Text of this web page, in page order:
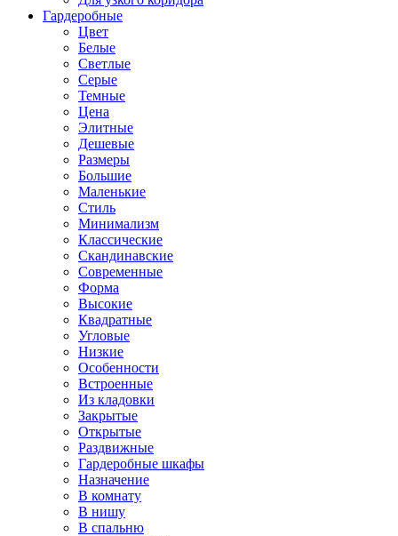
Гардеробные
Цвет
Белые
Светлые
Серые
Темные
Цена
Элитные
Дешевые
Размеры
Большие
Маленькие
Стиль
Минимализм
Классические
Скандинавские
Современные
Форма
Высокие
Квадратные
Угловые
Низкие
Особенности
Встроенные
Из кладовки
Закрытые
Открытые
Раздвижные
Гардеробные шкафы
Назначение
В комнату
В нишу
В спальню